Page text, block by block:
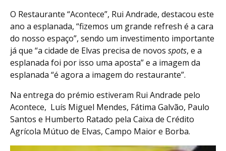
O Restaurante “Acontece”, Rui Andrade, destacou este
ano a esplanada, “fizemos um grande refresh é a cara
do nosso espaço”, sendo um investimento importante
já que “a cidade de Elvas precisa de novos spots, e a
esplanada foi por isso uma aposta” e a imagem da
esplanada “é agora a imagem do restaurante”.
Na entrega do prémio estiveram Rui Andrade pelo
Acontece, Luís Miguel Mendes, Fátima Galvão, Paulo
Santos e Humberto Ratado pela Caixa de Crédito
Agrícola Mútuo de Elvas, Campo Maior e Borba.